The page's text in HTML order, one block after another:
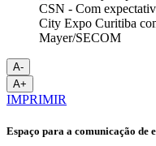
CSN - Com
City Expo Curitiba
Mayer/SECOM
A-
A+
IMPRIMIR
Espaço para a comunicação de